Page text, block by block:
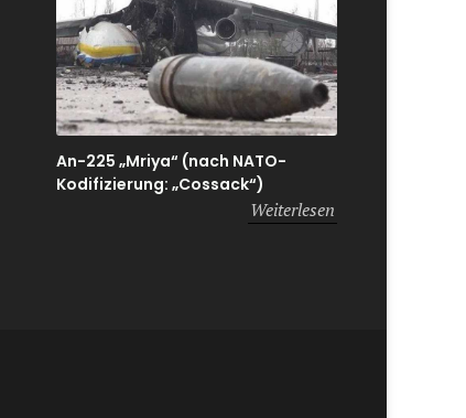
An-225 „Mriya“ (nach NATO-
Kodifizierung: „Cossack“)
Weiterlesen